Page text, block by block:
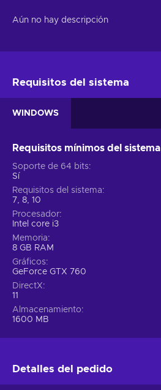
Aún no hay descripción
Requisitos del sistema
WINDOWS
Requisitos mínimos del sistema
Soporte de 64 bits
Sí
Requisitos del sistema
7, 8, 10
Procesador
Intel core i3
Memoria
8 GB RAM
Gráficos
GeForce GTX 760
DirectX
11
Almacenamiento
1600 MB
Detalles del pedido